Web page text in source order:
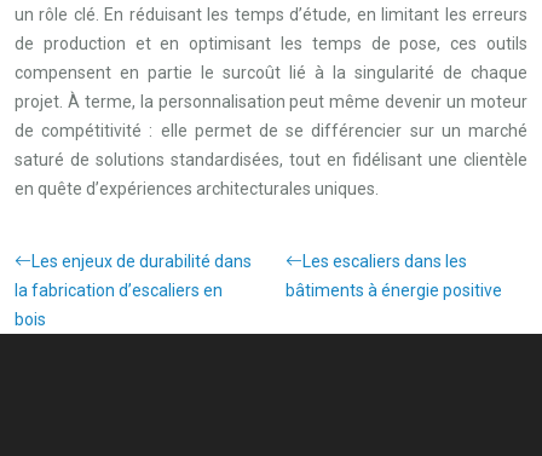
un rôle clé. En réduisant les temps d’étude, en limitant les erreurs
de production et en optimisant les temps de pose, ces outils
compensent en partie le surcoût lié à la singularité de chaque
projet. À terme, la personnalisation peut même devenir un moteur
de compétitivité : elle permet de se différencier sur un marché
saturé de solutions standardisées, tout en fidélisant une clientèle
en quête d’expériences architecturales uniques.
Les enjeux de durabilité dans
la fabrication d’escaliers en
bois
Les escaliers dans les
bâtiments à énergie positive